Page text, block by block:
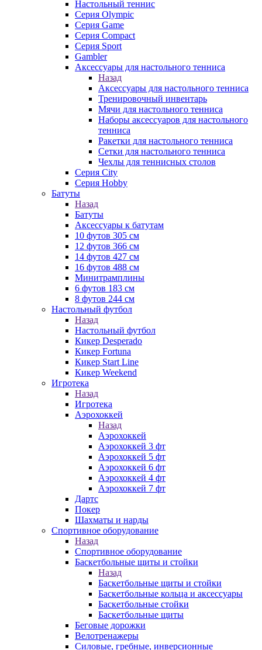
Настольный теннис
Серия Olympic
Серия Game
Серия Compact
Серия Sport
Gambler
Аксессуары для настольного тенниса
Назад
Аксессуары для настольного тенниса
Тренировочный инвентарь
Мячи для настольного тенниса
Наборы аксессуаров для настольного
тенниса
Ракетки для настольного тенниса
Сетки для настольного тенниса
Чехлы для теннисных столов
Серия City
Серия Hobby
Батуты
Назад
Батуты
Аксессуары к батутам
10 футов 305 см
12 футов 366 см
14 футов 427 см
16 футов 488 см
Минитрамплины
6 футов 183 см
8 футов 244 см
Настольный футбол
Назад
Настольный футбол
Кикер Desperado
Кикер Fortuna
Кикер Start Line
Кикер Weekend
Игротека
Назад
Игротека
Аэрохоккей
Назад
Аэрохоккей
Аэрохоккей 3 фт
Аэрохоккей 5 фт
Аэрохоккей 6 фт
Аэрохоккей 4 фт
Аэрохоккей 7 фт
Дартс
Покер
Шахматы и нарды
Спортивное оборудование
Назад
Спортивное оборудование
Баскетбольные щиты и стойки
Назад
Баскетбольные щиты и стойки
Баскетбольные кольца и аксессуары
Баскетбольные стойки
Баскетбольные щиты
Беговые дорожки
Велотренажеры
Силовые, гребные, инверсионные